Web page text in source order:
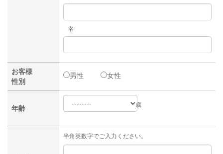
名
お客様
性別
男性 女性
年齢 歳
半角英数字でご入力ください。